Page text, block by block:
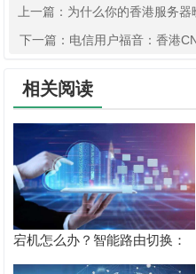
上一篇： 为什么你的香港服务器
网优化的区别
下一篇： 电信用户福音：香港
相关阅读
宕机怎么办？智能路由切换：
香港BGP三网优化服务器的灾